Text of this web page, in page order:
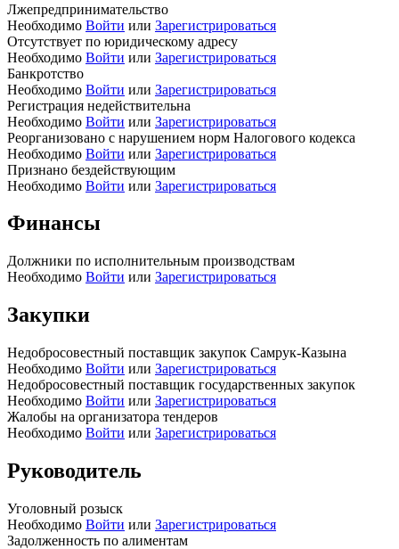
Лжепредпринимательство
Необходимо Войти или Зарегистрироваться
Отсутствует по юридическому адресу
Необходимо Войти или Зарегистрироваться
Банкротство
Необходимо Войти или Зарегистрироваться
Регистрация недействительна
Необходимо Войти или Зарегистрироваться
Реорганизовано с нарушением норм Налогового кодекса
Необходимо Войти или Зарегистрироваться
Признано бездействующим
Необходимо Войти или Зарегистрироваться
Финансы
Должники по исполнительным производствам
Необходимо Войти или Зарегистрироваться
Закупки
Недобросовестный поставщик закупок Самрук-Казына
Необходимо Войти или Зарегистрироваться
Недобросовестный поставщик государственных закупок
Необходимо Войти или Зарегистрироваться
Жалобы на организатора тендеров
Необходимо Войти или Зарегистрироваться
Руководитель
Уголовный розыск
Необходимо Войти или Зарегистрироваться
Задолженность по алиментам